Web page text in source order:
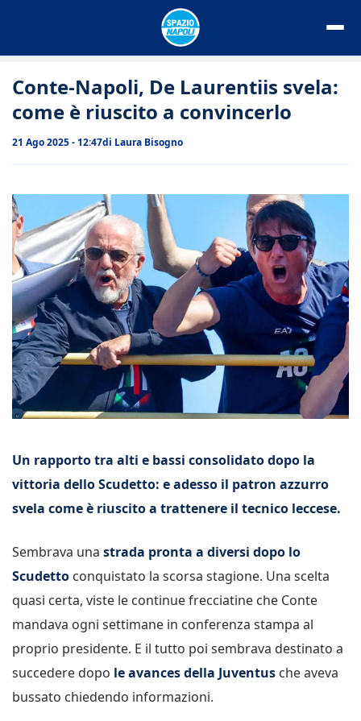
Conte-Napoli, De Laurentiis svela:
come è riuscito a convincerlo
21 Ago 2025 - 12:47di Laura Bisogno
Un rapporto tra alti e bassi consolidato dopo la
vittoria dello Scudetto: e adesso il patron azzurro
svela come è riuscito a trattenere il tecnico leccese.
Sembrava una strada pronta a diversi dopo lo
Scudetto conquistato la scorsa stagione. Una scelta
quasi certa, viste le continue frecciatine che Conte
mandava ogni settimane in conferenza stampa al
proprio presidente. E il tutto poi sembrava destinato a
succedere dopo le avances della Juventus che aveva
bussato chiedendo informazioni.